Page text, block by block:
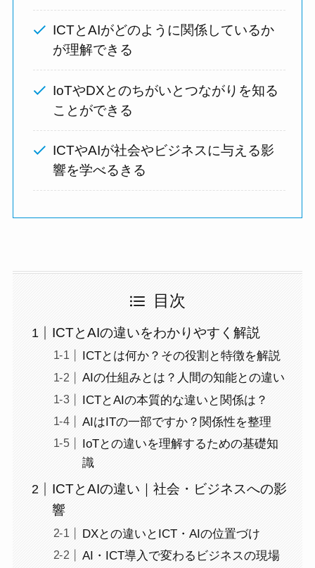
ICTとAIがどのように関係しているか
が理解できる
IoTやDXとのちがいとつながりを知る
ことができる
ICTやAIが社会やビジネスに与える影
響を学べるきる
目次
ICTとAIの違いをわかりやすく解説
ICTとは何か？その役割と特徴を解説
AIの仕組みとは？人間の知能との違い
ICTとAIの本質的な違いと関係は？
AIはITの一部ですか？関係性を整理
IoTとの違いを理解するための基礎知
識
ICTとAIの違い｜社会・ビジネスへの影
響
DXとの違いとICT・AIの位置づけ
AI・ICT導入で変わるビジネスの現場